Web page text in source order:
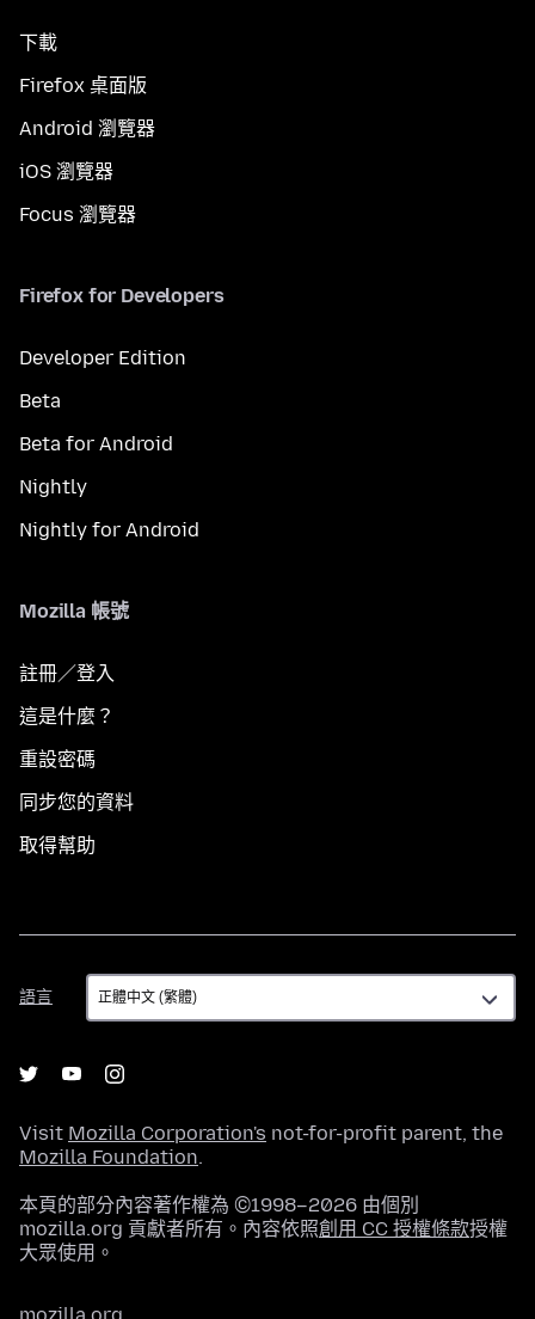
下載
Firefox 桌面版
Android 瀏覽器
iOS 瀏覽器
Focus 瀏覽器
Firefox for Developers
Developer Edition
Beta
Beta for Android
Nightly
Nightly for Android
Mozilla 帳號
註冊／登入
這是什麼？
重設密碼
同步您的資料
取得幫助
語言
語
言
Visit Mozilla Corporation's not-for-profit parent, the
Mozilla Foundation.
本頁的部分內容著作權為 ©1998–2026 由個別
mozilla.org 貢獻者所有。內容依照創用 CC 授權條款授權
大眾使用。